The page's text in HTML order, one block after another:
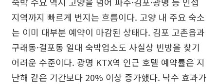
지역까지 빠르게 번지는 흐름이다. 고양 내 주요 숙소
는 이미 대부분 예약이 마감된 상태다. 김포 고촌읍과
구래동·걸포동 일대 숙박업소도 사실상 빈방을 찾기
어려운 수준이다. 광명 KTX역 인근 호텔 예약률은 지
난해 같은 기간보다 20% 이상 증가했다. 낙수 효과가